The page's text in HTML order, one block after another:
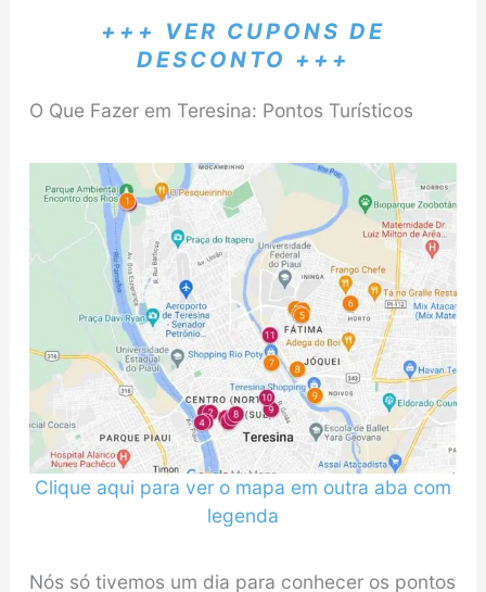
+++ VER CUPONS DE
DESCONTO +++
O Que Fazer em Teresina: Pontos Turísticos
Clique aqui para ver o mapa em outra aba com
legenda
Nós só tivemos um dia para conhecer os pontos